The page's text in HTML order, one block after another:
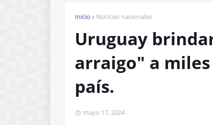
Inicio Noticias nacionales
Uruguay
arraigo" a
país.
mayo 17, 2024